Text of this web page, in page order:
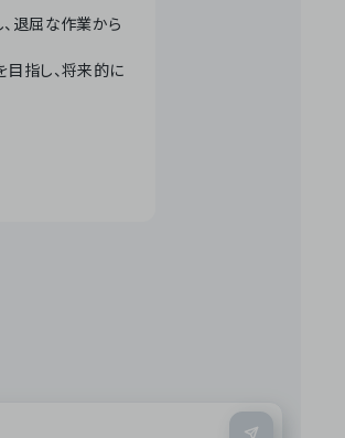
退屈な作業から
指し、将来的に